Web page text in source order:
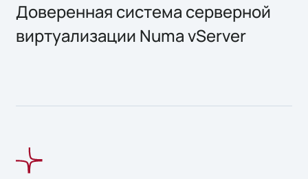
Доверенная система серверной
виртуализации Numa vServer